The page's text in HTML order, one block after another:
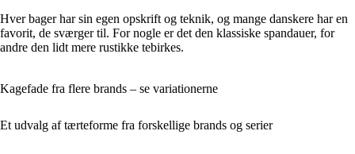
Hver bager har sin egen opskrift og teknik, og mange danskere har en
favorit, de sværger til. For nogle er det den klassiske spandauer, for
andre den lidt mere rustikke tebirkes.
Kagefade fra flere brands – se variationerne
Et udvalg af tærteforme fra forskellige brands og serier